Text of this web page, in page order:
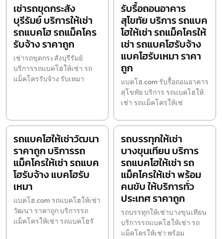
เช่ารถขุดกระสัง
บุรีรัมย์ บริการให้เช่า
รถแบคโฮ รถแม็คโคร
รับจ้าง ราคาถูก
เช่ารถขุดกระสังบุรีรัมย์
บริการรถแบคโฮให้เช่า รถ
แม็คโครรับจ้าง รับเหมา
รับรื้อถอนอาคาร
สุโขทัย บริการ รถแบค
โฮให้เช่า รถแม็คโครให้
เช่า รถแบคโฮรับจ้าง
แบคโฮรับเหมา ราคา
ถูก
แบคโฮ.com รับรื้อถอนอาคาร
สุโขทัย บริการ รถแบคโฮให้
เช่า รถแม็คโครให้เช่
รถแบคโฮให้เช่าวัฒนา
ราคาถูก บริการรถ
แม็คโครให้เช่า รถแบค
โฮรับจ้าง แบคโฮรับ
เหมา
แบคโฮ.com รถแบคโฮให้เช่า
วัฒนา ราคาถูก บริการรถ
แม็คโครให้เช่า รถแบคโฮรั
รถบรรทุกให้เช่า
บางขุนเทียน บริการ
รถแบคโฮให้เช่า รถ
แม็คโครให้เช่า พร้อม
คนขับ ให้บริการทั่ว
ประเทศ ราคาถูก
รถบรรทุกให้เช่าบางขุนเทียน
บริการรถแบคโฮให้เช่า รถ
แม็คโครให้เช่า พร้อม